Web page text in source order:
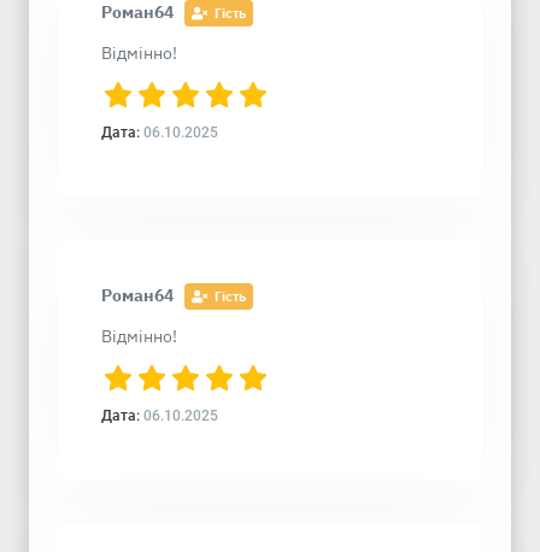
Роман64 Гість
Відмінно!
Дата: 06.10.2025
Роман64 Гість
Відмінно!
Дата: 06.10.2025